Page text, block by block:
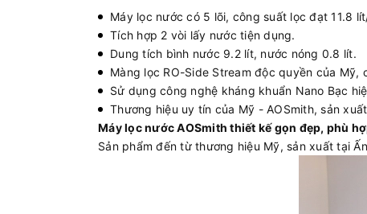
Máy lọc nước có 5 lõi, công suất lọc đạt 11.8
Tích hợp 2 vòi lấy nước tiện dụng.
Dung tích bình nước 9.2 lít, nước nóng 0.8 lít.
Màng lọc RO-Side Stream độc quyền của Mỹ,
Sử dụng công nghệ kháng khuẩn Nano Bạc
Thương hiệu uy tín của Mỹ - AOSmith, sản
Máy lọc nước AOSmith thiết kế gọn đẹp, phù
Sản phẩm đến từ thương hiệu Mỹ, sản xuất tại